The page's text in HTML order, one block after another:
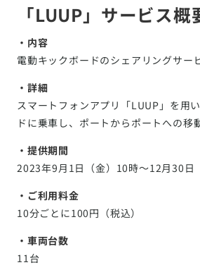
「LUUP」サービス概
・内容
電動キックボードのシェアリングサー
・詳細
スマートフォンアプリ「LUUP」を用
ドに乗車し、ポートからポートへの移
・提供期間
2023年9月1日（金）10時～12月30日
・ご利用料金
10分ごとに100円（税込）
・車両台数
11台